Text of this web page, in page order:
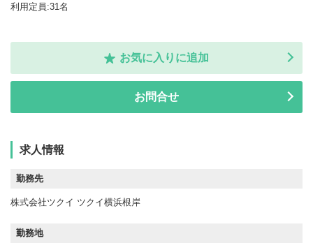
利用定員:31名
お気に入りに追加
お問合せ
求人情報
勤務先
株式会社ツクイ ツクイ横浜根岸
勤務地